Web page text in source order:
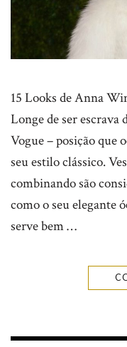
15 Looks de Anna
Longe de ser escrava
Vogue – posição que
seu estilo clássico.
combinando são
como o seu elegante
serve bem …